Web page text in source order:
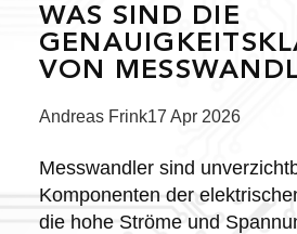
WAS SIND DIE
VON
Posted
Andreas Frink17 Apr 2026
Messwandler sind
Komponenten der
die hohe Ströme und